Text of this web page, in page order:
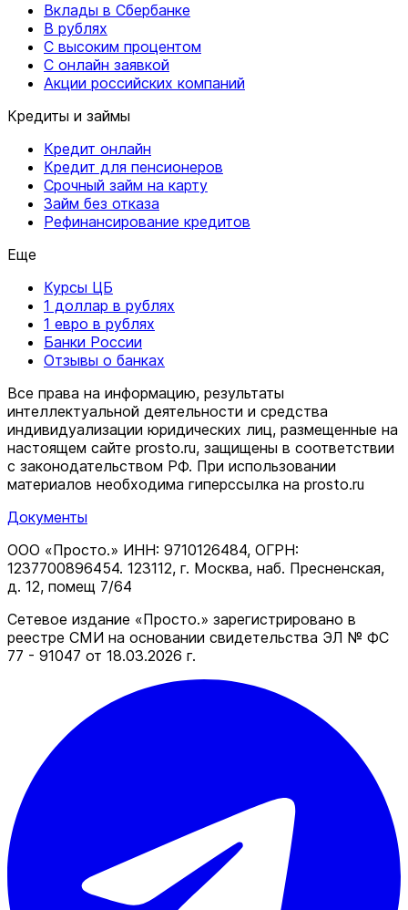
Вклады в Сбербанке
В рублях
С высоким процентом
С онлайн заявкой
Акции российских компаний
Кредиты и займы
Кредит онлайн
Кредит для пенсионеров
Срочный займ на карту
Займ без отказа
Рефинансирование кредитов
Еще
Курсы ЦБ
1 доллар в рублях
1 евро в рублях
Банки России
Отзывы о банках
Все права на информацию, результаты
интеллектуальной деятельности и средства
индивидуализации юридических лиц, размещенные на
настоящем сайте prosto.ru, защищены в соответствии
c законодательством РФ. При использовании
материалов необходима гиперссылка на prosto.ru
Документы
ООО «Просто.» ИНН: 9710126484, ОГРН:
1237700896454. 123112, г. Москва, наб. Пресненская,
д. 12, помещ 7/64
Сетевое издание «Просто.» зарегистрировано в
реестре СМИ на основании свидетельства ЭЛ № ФС
77 - 91047 от 18.03.2026 г.